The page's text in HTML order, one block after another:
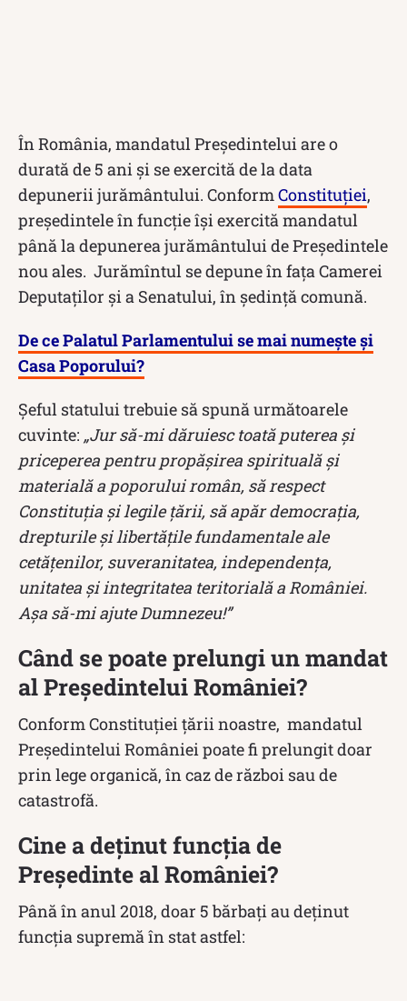
În România, mandatul Preşedintelui are o
durată de 5 ani şi se exercită de la data
depunerii jurământului. ConformConstituției,
președintele în funcție își exercită mandatul
până la depunerea jurământului de Preşedintele
nou ales. Jurămîntul se depune în faţa Camerei
Deputaţilor şi a Senatului, în şedinţă comună.
De ce Palatul Parlamentului se mai numește și
Casa Poporului?
Șeful statului trebuie să spună următoarele
cuvinte: „Jur să-mi dăruiesc toată puterea şi
priceperea pentru propăşirea spirituală şi
materială a poporului român, să respect
Constituţia şi legile ţării, să apăr democraţia,
drepturile şi libertăţile fundamentale ale
cetăţenilor, suveranitatea, independenţa,
unitatea şi integritatea teritorială a României.
Aşa să-mi ajute Dumnezeu!”
Când se poate prelungi un mandat
al Președintelui României?
Conform Constituției țării noastre, mandatul
Preşedintelui României poate fi prelungit doar
prin lege organică, în caz de război sau de
catastrofă.
Cine a deținut funcția de
Președinte al României?
Până în anul 2018, doar 5 bărbați au deținut
funcția supremă în stat astfel: